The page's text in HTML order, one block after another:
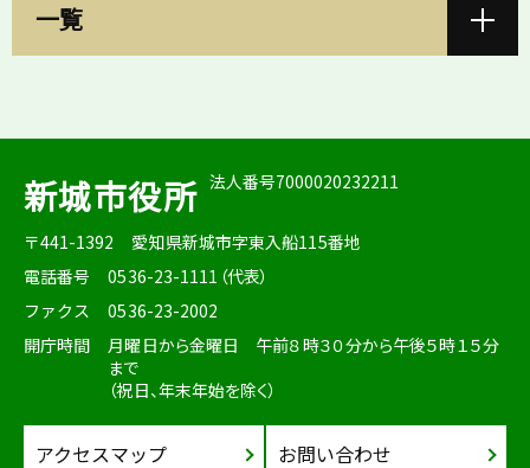
一覧
新城市役所 法人番号7000020232211
〒441-1392
愛知県新城市字東入船115番地
電話番号
0536-23-1111（代表）
ファクス
0536-23-2002
開庁時間
月曜日から金曜日 午前８時３０分から午後５時１５分
まで
（祝日、年末年始を除く）
アクセスマップ お問い合わせ